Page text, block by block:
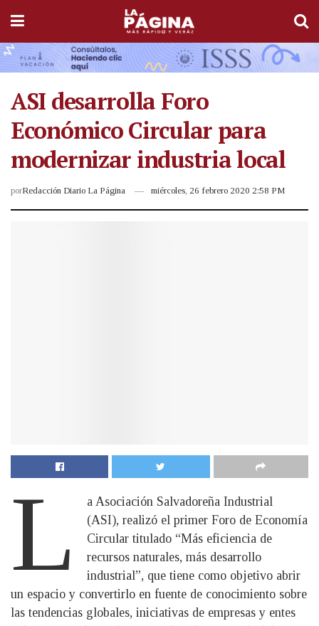
ASI desarrolla Foro
Económico Circular para
modernizar industria local
porRedacción Diario La Página miércoles, 26 febrero 2020 2:58 PM
L
a Asociación Salvadoreña Industrial
(ASI), realizó el primer Foro de Economía
Circular titulado “Más eficiencia de
recursos naturales, más desarrollo
industrial”, que tiene como objetivo abrir
un espacio y convertirlo en fuente de conocimiento sobre
las tendencias globales, iniciativas de empresas y entes